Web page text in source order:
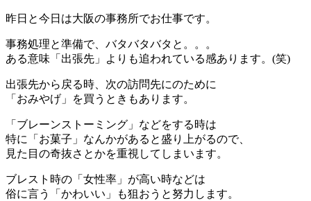
昨日と今日は大阪の事務所でお仕事です。
事務処理と準備で、バタバタバタと。。。
ある意味「出張先」よりも追われている感あります。(笑)
出張先から戻る時、次の訪問先にのために
「おみやげ」を買うときもあります。
「ブレーンストーミング」などをする時は
特に「お菓子」なんかがあると盛り上がるので、
見た目の奇抜さとかを重視してしまいます。
ブレスト時の「女性率」が高い時などは
俗に言う「かわいい」も狙おうと努力します。